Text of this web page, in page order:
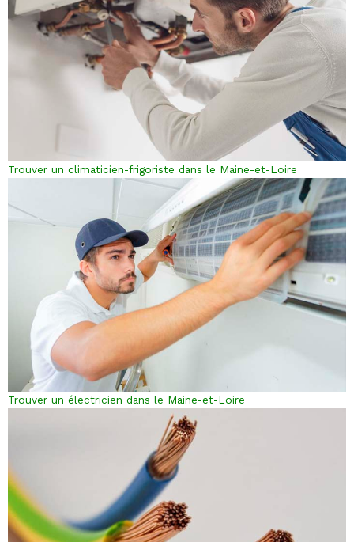
Trouver un climaticien-frigoriste dans le Maine-et-Loire
Trouver un électricien dans le Maine-et-Loire